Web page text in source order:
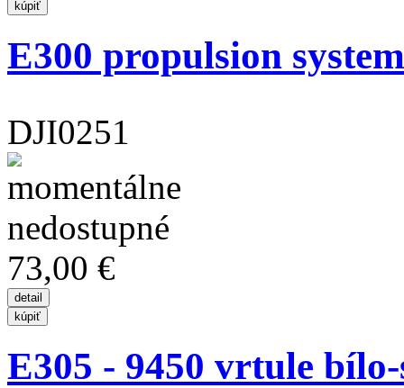
E300 propulsion
DJI0251
73,00 €
E305 - 9450 vrtule